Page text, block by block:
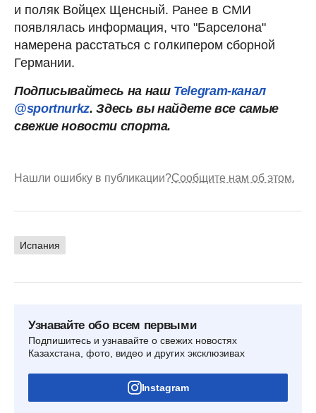
и поляк Войцех Щенсный. Ранее в СМИ
появлялась информация, что "Барселона"
намерена расстаться с голкипером сборной
Германии.
Подписывайтесь на наш Telegram-канал
@sportnurkz. Здесь вы найдете все самые
свежие новости спорта.
Нашли ошибку в публикации?Сообщите нам об этом.
Испания
Узнавайте обо всем первыми
Подпишитесь и узнавайте о свежих новостях
Казахстана, фото, видео и других эксклюзивах
Instagram